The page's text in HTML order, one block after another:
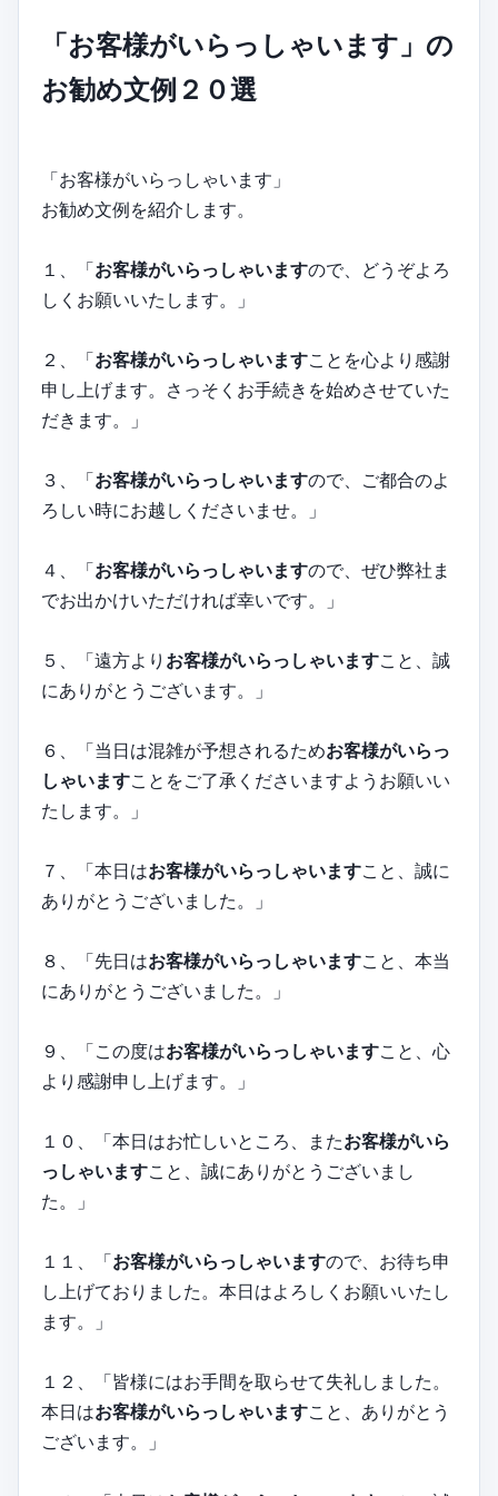
「お客様がいらっしゃいます」の
お勧め文例２０選
「お客様がいらっしゃいます」
お勧め文例を紹介します。
１、「お客様がいらっしゃいますので、どうぞよろ
しくお願いいたします。」
２、「お客様がいらっしゃいますことを心より感謝
申し上げます。さっそくお手続きを始めさせていた
だきます。」
３、「お客様がいらっしゃいますので、ご都合のよ
ろしい時にお越しくださいませ。」
４、「お客様がいらっしゃいますので、ぜひ弊社ま
でお出かけいただければ幸いです。」
５、「遠方より お客様がいらっしゃいますこと、誠
にありがとうございます。」
６、「当日は混雑が予想されるためお客様がいらっ
しゃいますことをご了承くださいますようお願いい
たします。」
７、「本日はお客様がいらっしゃいますこと、誠に
ありがとうございました。」
８、「先日はお客様がいらっしゃいますこと、本当
にありがとうございました。」
９、「この度はお客様がいらっしゃいますこと、心
より感謝申し上げます。」
１０、「本日はお忙しいところ、またお客様がいら
っしゃいますこと、誠にありがとうございまし
た。」
１１、「お客様がいらっしゃいますので、お待ち申
し上げておりました。本日はよろしくお願いいたし
ます。」
１２、「皆様にはお手間を取らせて失礼しました。
本日はお客様がいらっしゃいますこと、ありがとう
ございます。」